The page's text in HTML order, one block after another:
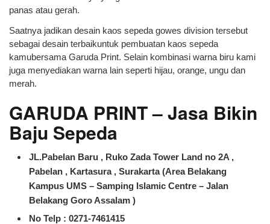
panas atau gerah.
Saatnya jadikan desain kaos sepeda gowes division tersebut
sebagai desain terbaikuntuk pembuatan kaos sepeda
kamubersama Garuda Print. Selain kombinasi warna biru kami
juga menyediakan warna lain seperti hijau, orange, ungu dan
merah.
GARUDA PRINT – Jasa Bikin
Baju Sepeda
JL.Pabelan Baru , Ruko Zada Tower Land no 2A ,
Pabelan , Kartasura , Surakarta (Area Belakang
Kampus UMS – Samping Islamic Centre – Jalan
Belakang Goro Assalam )
No Telp : 0271-7461415